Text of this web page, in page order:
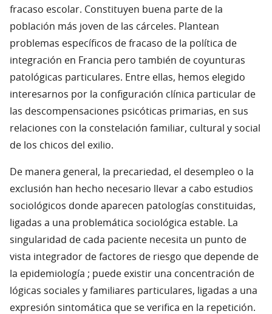
fracaso escolar. Constituyen buena parte de la
población más joven de las cárceles. Plantean
problemas específicos de fracaso de la política de
integración en Francia pero también de coyunturas
patológicas particulares. Entre ellas, hemos elegido
interesarnos por la configuración clínica particular de
las descompensaciones psicóticas primarias, en sus
relaciones con la constelación familiar, cultural y social
de los chicos del exilio.
De manera general, la precariedad, el desempleo o la
exclusión han hecho necesario llevar a cabo estudios
sociológicos donde aparecen patologías constituidas,
ligadas a una problemática sociológica estable. La
singularidad de cada paciente necesita un punto de
vista integrador de factores de riesgo que depende de
la epidemiología ; puede existir una concentración de
lógicas sociales y familiares particulares, ligadas a una
expresión sintomática que se verifica en la repetición.